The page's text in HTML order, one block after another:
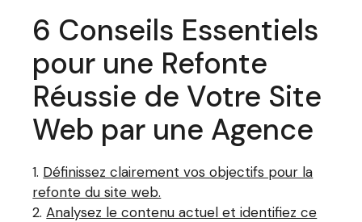
6 Conseils Essentiels
pour une Refonte
Réussie de Votre Site
Web par une Agence
Définissez clairement vos objectifs pour la
refonte du site web.
Analysez le contenu actuel et identifiez ce